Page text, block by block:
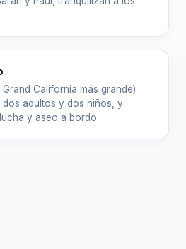
California más grande)
adultos y dos niños, y
y aseo a bordo.